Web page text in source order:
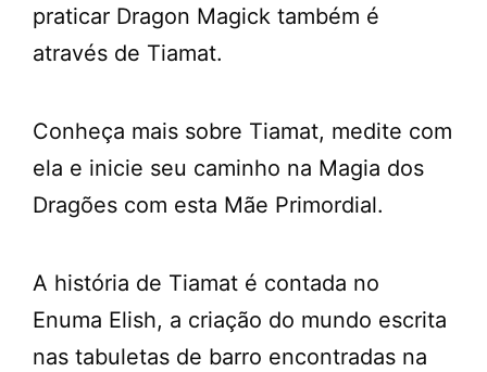
praticar Dragon Magick também é
através de Tiamat.
Conheça mais sobre Tiamat, medite com
ela e inicie seu caminho na Magia dos
Dragões com esta Mãe Primordial.
A história de Tiamat é contada no
Enuma Elish, a criação do mundo escrita
nas tabuletas de barro encontradas na